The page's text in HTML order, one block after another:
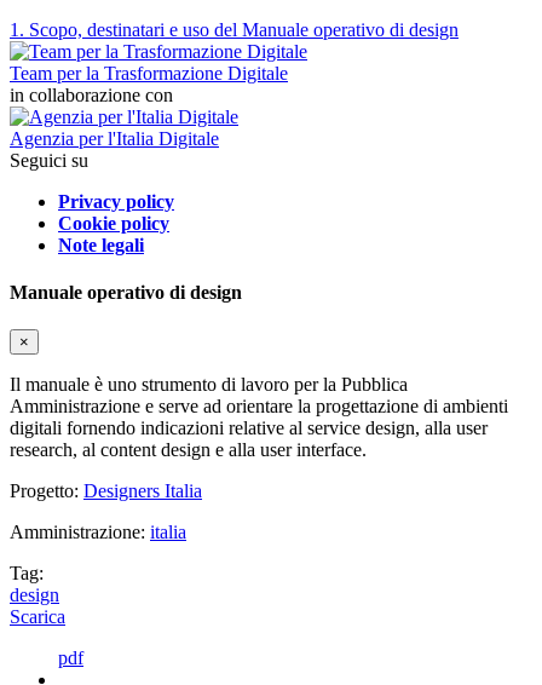
1. Scopo, destinatari e uso del Manuale operativo di design
Team per la Trasformazione Digitale
in collaborazione con
Agenzia per l'Italia Digitale
Seguici su
Privacy policy
Cookie policy
Note legali
Manuale operativo di design
×
Il manuale è uno strumento di lavoro per la Pubblica
Amministrazione e serve ad orientare la progettazione di ambienti
digitali fornendo indicazioni relative al service design, alla user
research, al content design e alla user interface.
Progetto: Designers Italia
Amministrazione: italia
Tag:
design
Scarica
pdf